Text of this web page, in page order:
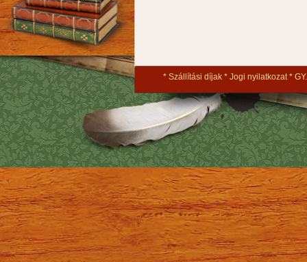
Szállítási díjak Jogi nyilatkozat